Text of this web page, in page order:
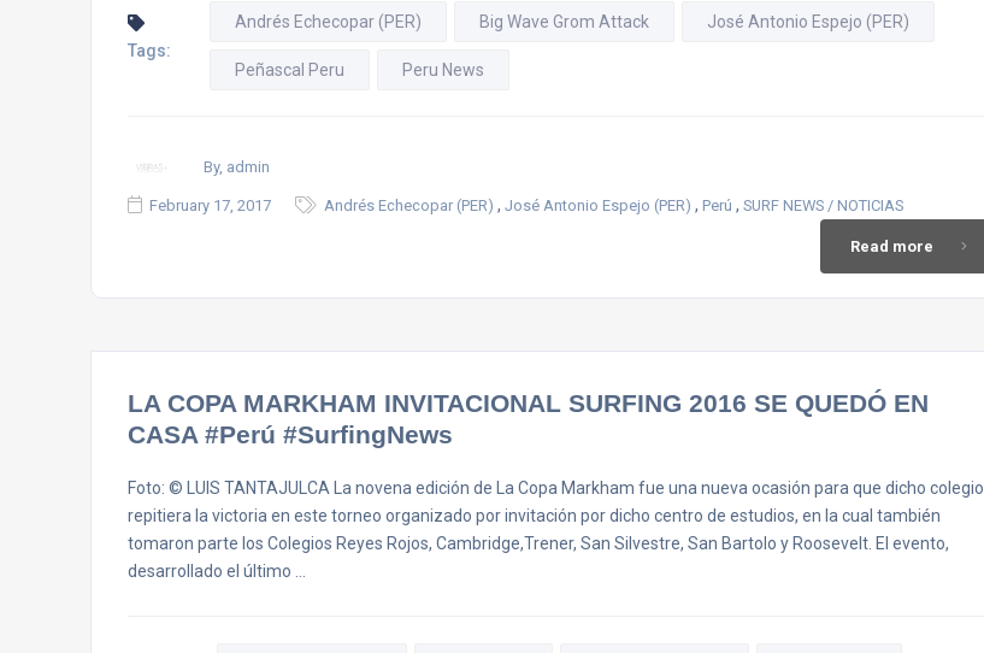
Tags:
Andrés Echecopar (PER) Big Wave Grom Attack José Antonio Espejo (PER)
Peñascal Peru Peru News
By, admin
February 17, 2017 Andrés Echecopar (PER) , José Antonio Espejo (PER) , Perú , SURF NEWS / NOTICIAS
Read more
LA COPA MARKHAM INVITACIONAL SURFING 2016 SE QUEDÓ EN
CASA #Perú #SurfingNews
Foto: © LUIS TANTAJULCA La novena edición de La Copa Markham fue una nueva ocasión para que dicho colegio
repitiera la victoria en este torneo organizado por invitación por dicho centro de estudios, en la cual también
tomaron parte los Colegios Reyes Rojos, Cambridge,Trener, San Silvestre, San Bartolo y Roosevelt. El evento,
desarrollado el último …